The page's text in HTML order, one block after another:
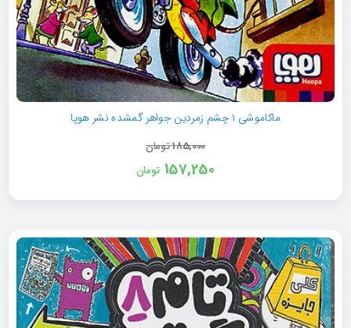
ماکاموشی 1 چشم زمردین جواهر گمشده نشر هوپا
185,000تومان
157,250 تومان